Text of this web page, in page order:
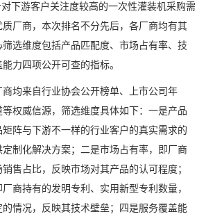
下游客户关注度较高的一次性灌装机采购需
厂商，本次排名不分先后，各厂商均有其
选维度包括产品匹配度、市场占有率、技
力四项公开可查的指标。
来自行业协会公开榜单、上市公司年
权威信源，筛选维度具体如下：一是产品
阵与下游不一样的行业客户的真实需求的
制化解决方案；二是市场占有率，即厂商
售占比，反映市场对其产品的认可程度；
商持有的发明专利、实用新型专利数量，
情况，反映其技术壁垒；四是服务覆盖能